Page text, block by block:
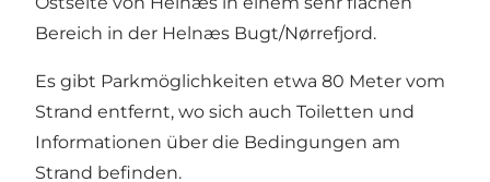
Bereich in der Helnæs Bugt/Nørrefjord.
Es gibt Parkmöglichkeiten etwa 80 Meter vom
Strand entfernt, wo sich auch Toiletten und
Informationen über die Bedingungen am
Strand befinden.